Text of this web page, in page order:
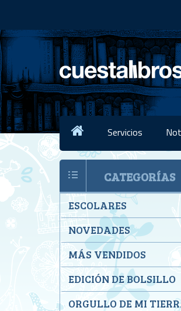
Servicios
CATEGORÍAS
ESCOLARES
NOVEDADES
MÁS VENDIDOS
EDICIÓN DE BOLSILLO
ORGULLO DE MI